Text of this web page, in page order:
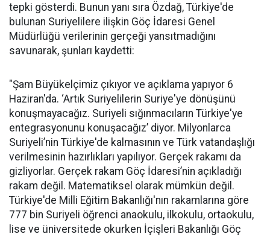
tepki gösterdi. Bunun yanı sıra Özdağ, Türkiye'de
bulunan Suriyelilere ilişkin Göç İdaresi Genel
Müdürlüğü verilerinin gerçeği yansıtmadığını
savunarak, şunları kaydetti:
"Şam Büyükelçimiz çıkıyor ve açıklama yapıyor 6
Haziran'da. ‘Artık Suriyelilerin Suriye'ye dönüşünü
konuşmayacağız. Suriyeli sığınmacıların Türkiye'ye
entegrasyonunu konuşacağız’ diyor. Milyonlarca
Suriyeli’nin Türkiye'de kalmasının ve Türk vatandaşlığı
verilmesinin hazırlıkları yapılıyor. Gerçek rakamı da
gizliyorlar. Gerçek rakam Göç İdaresi’nin açıkladığı
rakam değil. Matematiksel olarak mümkün değil.
Türkiye'de Milli Eğitim Bakanlığı'nın rakamlarına göre
777 bin Suriyeli öğrenci anaokulu, ilkokulu, ortaokulu,
lise ve üniversitede okurken İçişleri Bakanlığı Göç